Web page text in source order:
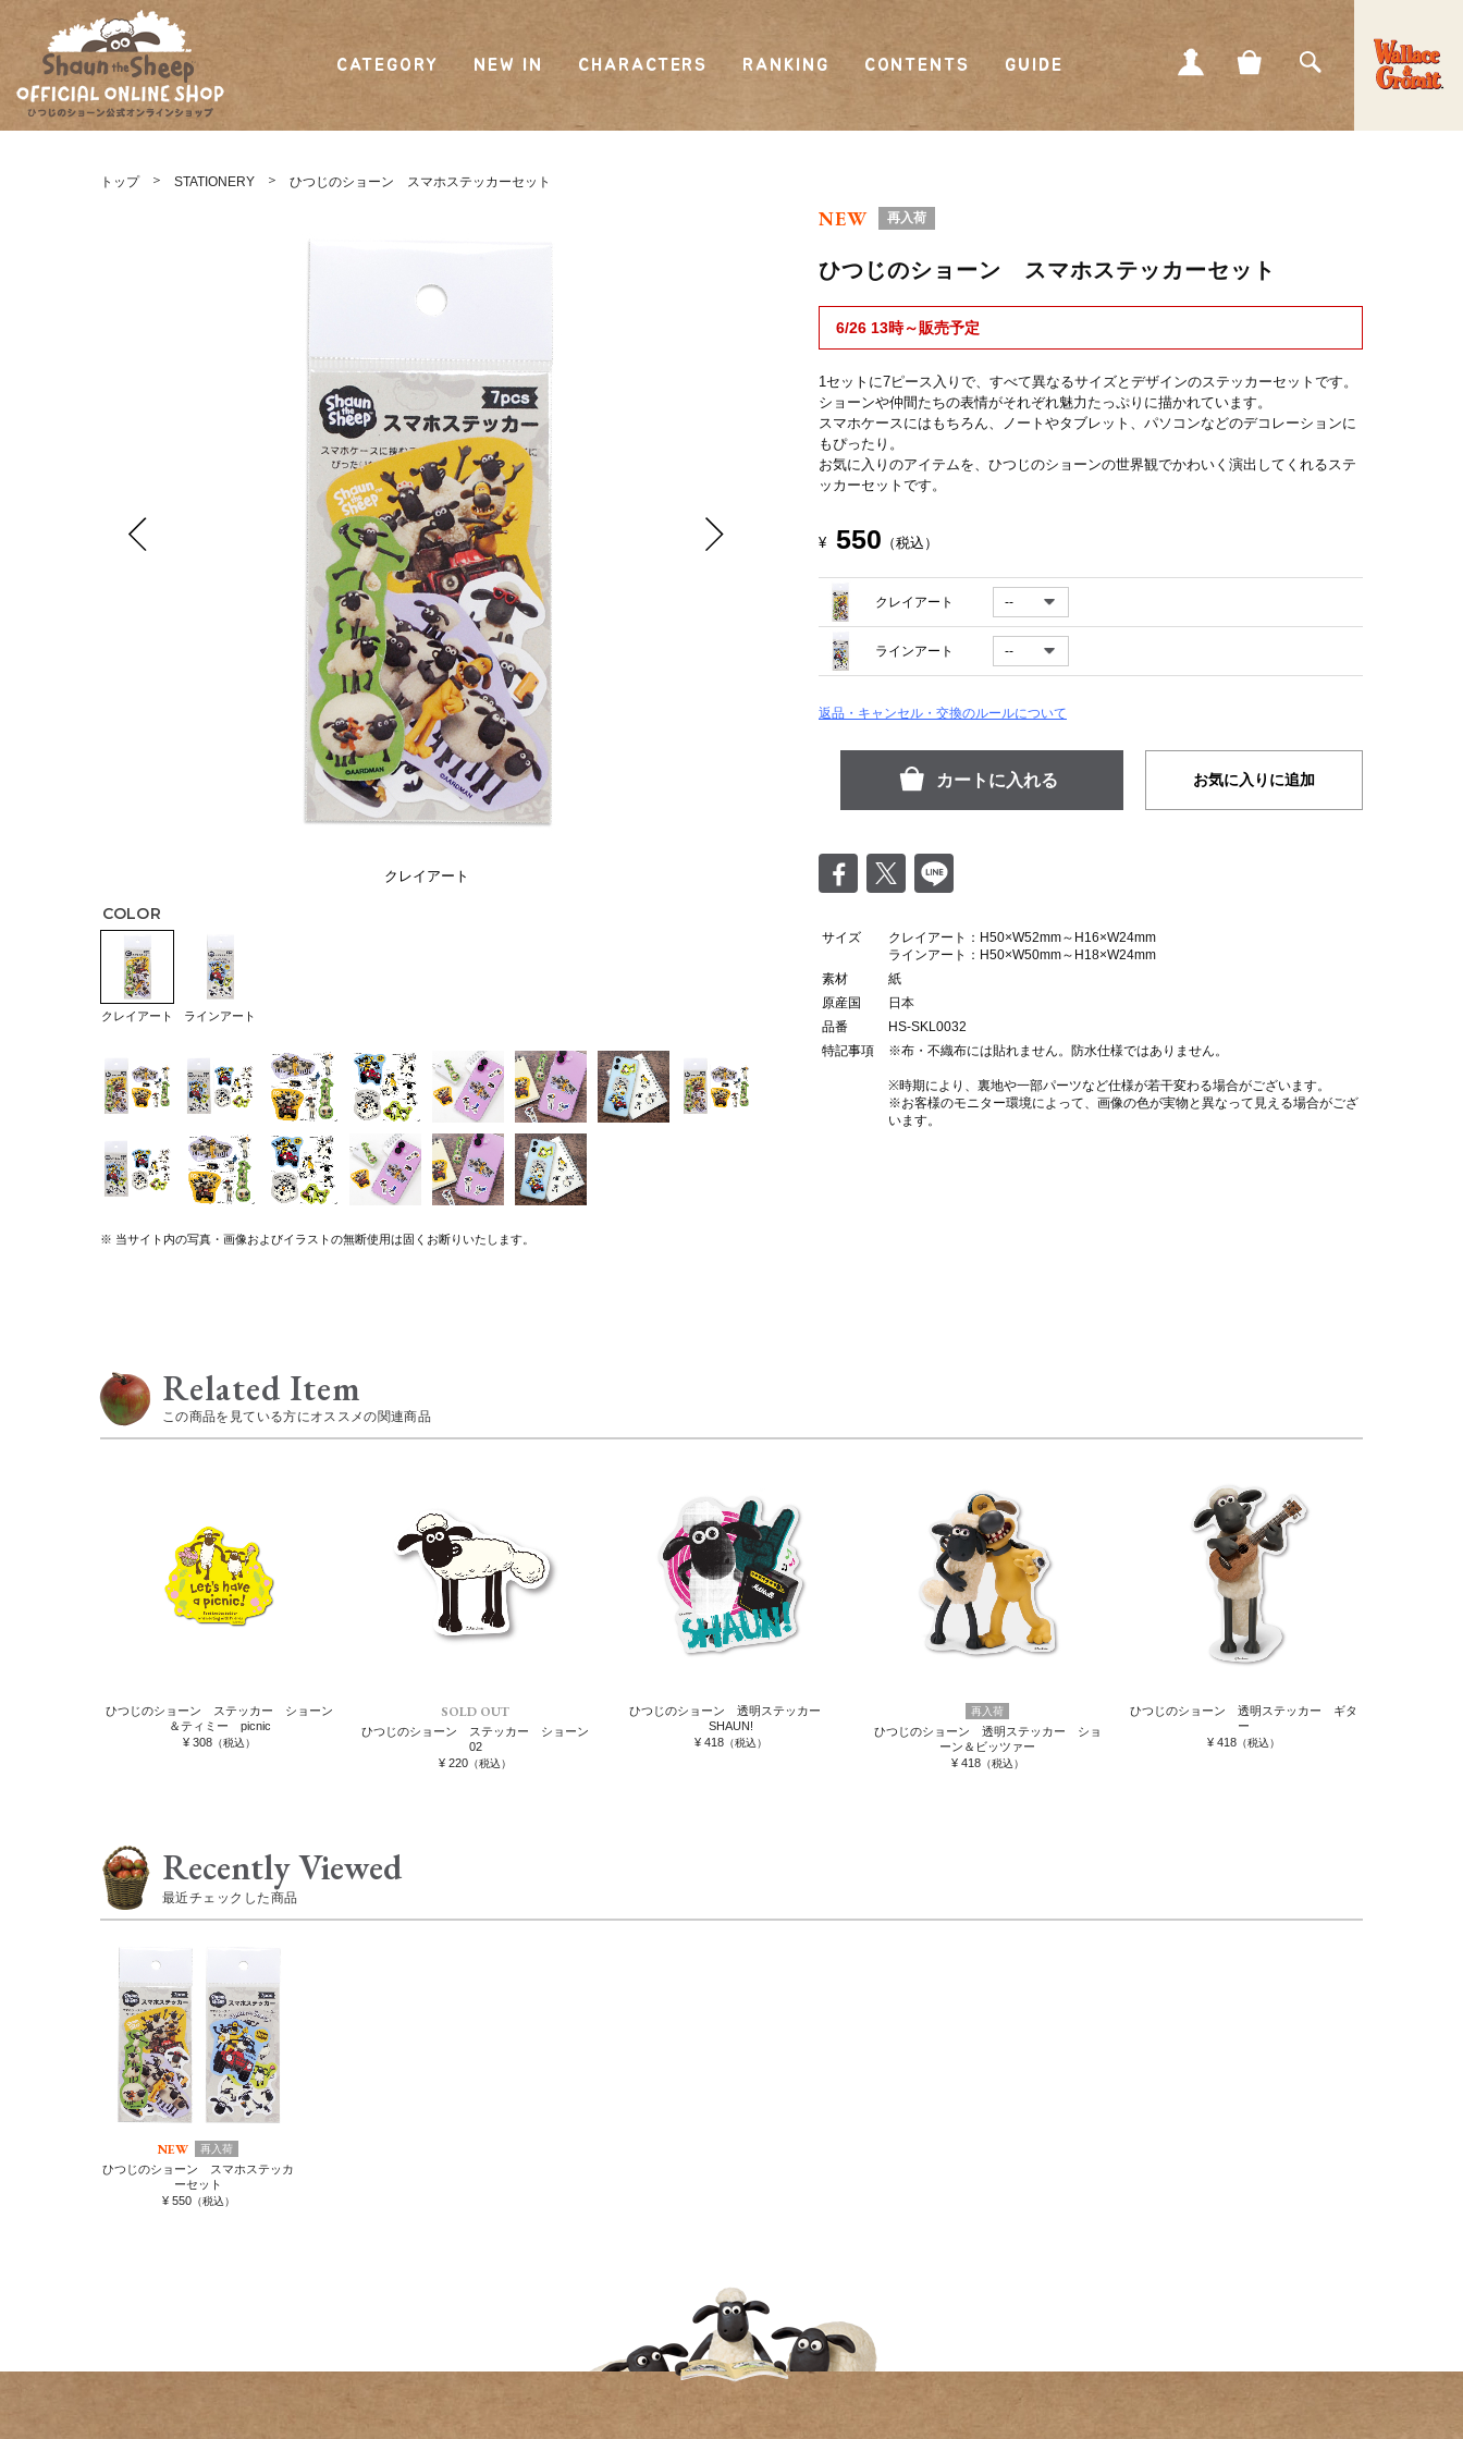
ひつじのショーン
公式オンラインシ
CATEGORY NEW IN CHARACTERS RANKING CONTENTS GUIDE
トップ STATIONERY ひつじのショーン スマホステッカーセット
クレイアート
COLOR
クレイアート ラインアート
※ 当サイト内の写真・画像およびイラストの無断使用は固くお断りいたします。
NEW 再入荷
ひつじのショーン スマホステッカーセット
6/26 13時～販売予定
1セットに7ピース入りで、すべて異なるサイズとデザインのステッカーセットです。
ショーンや仲間たちの表情がそれぞれ魅力たっぷりに描かれています。
スマホケースにはもちろん、ノートやタブレット、パソコンなどのデコレーションに
もぴったり。
お気に入りのアイテムを、ひつじのショーンの世界観でかわいく演出してくれるステ
ッカーセットです。
¥ 550 （税込）
クレイアート
ラインアート
返品・キャンセル・交換のルールについて
お気に入りに追加
サイズ
クレイアート：H50×W52mm～H16×W24mm
ラインアート：H50×W50mm～H18×W24mm
素材
紙
原産国
日本
品番
HS-SKL0032
特記事項
※布・不織布には貼れません。防水仕様ではありません。
※時期により、裏地や一部パーツなど仕様が若干変わる場合がございます。
※お客様のモニター環境によって、画像の色が実物と異なって見える場合がござ
います。
Related Item
この商品を見ている方にオススメの関連商品
ひつじのショーン ステッカー ショーン
＆ティミー picnic
¥ 308 （税込）
SOLD OUT
ひつじのショーン ステッカー ショーン
02
¥ 220 （税込）
ひつじのショーン 透明ステッカー
SHAUN!
¥ 418 （税込）
再入荷
ひつじのショーン 透明ステッカー ショ
ーン＆ビッツァー
¥ 418（税込）
ひつじのショーン 透明ステッカー ギタ
ー
¥ 418（税込）
Recently Viewed
最近チェックした商品
NEW 再入荷
ひつじのショーン スマホステッカ
ーセット
¥ 550（税込）